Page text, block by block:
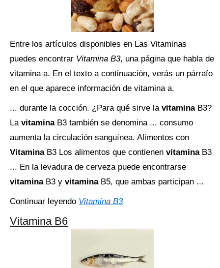
Entre los artículos disponibles en Las Vitaminas
puedes encontrar Vitamina B3, una página que habla de
vitamina a. En el texto a continuación, verás un párrafo
en el que aparece información de vitamina a.
... durante la cocción. ¿Para qué sirve la vitamina B3?
La vitamina B3 también se denomina ... consumo
aumenta la circulación sanguínea. Alimentos con
Vitamina B3 Los alimentos que contienen vitamina B3
... En la levadura de cerveza puede encontrarse
vitamina B3 y vitamina B5, que ambas participan ...
Continuar leyendo Vitamina B3
Vitamina B6